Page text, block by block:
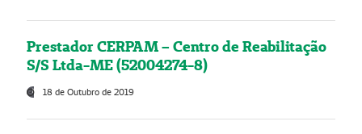
Prestador CERPAM – Centro de Reabilitação
S/S Ltda-ME (52004274-8)
18 de Outubro de 2019